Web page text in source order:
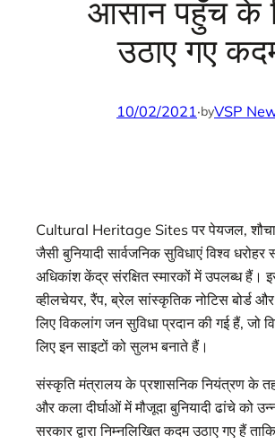
आसान पहुँच के
उठाए गए
10/02/2021·byVSP
Cultural Heritage Sites पर पेयजल,
जैसी बुनियादी सार्वजनिक सुविधाएं विश्व
अधिकांश केंद्र संरक्षित स्मारकों में उपलब्ध हैं।
व्हीलचेयर, रैंप, ब्रेल सांस्कृतिक नोटिस बोर्ड
लिए विकलांग जन सुविधा प्रदान की गई हैं, जो
लिए इन साइटों को सुलभ बनाते हैं।
संस्कृति मंत्रालय के प्रशासनिक नियंत्रण के
और कला दीर्घाओं में मौजूदा बुनियादी ढांचे को
सरकार द्वारा निम्नलिखित कदम उठाए गए हैं